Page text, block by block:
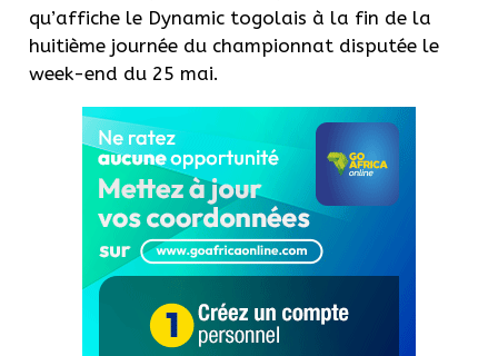
qu’affiche le Dynamic togolais à la fin de la
huitième journée du championnat disputée le
week-end du 25 mai.